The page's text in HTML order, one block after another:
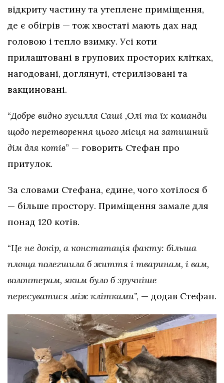
відкриту частину та утеплене приміщення,
де є обігрів — тож хвостаті мають дах над
головою і тепло взимку. Усі коти
прилаштовані в групових просторих клітках,
нагодовані, доглянуті, стерилізовані та
вакциновані.
“Добре видно зусилля Саші ,Олі та їх команди
щодо перетворення цього місця на затишний
дім для котів” — говорить Стефан про
притулок.
За словами Стефана, єдине, чого хотілося б
— більше простору. Приміщення замале для
понад 120 котів.
“Це не докір, а констатація факту: більшa
площа полегшила б життя і тваринам, і вам,
волонтерам, яким було б зручніше
пересуватися між клітками”, — додав Стефан.